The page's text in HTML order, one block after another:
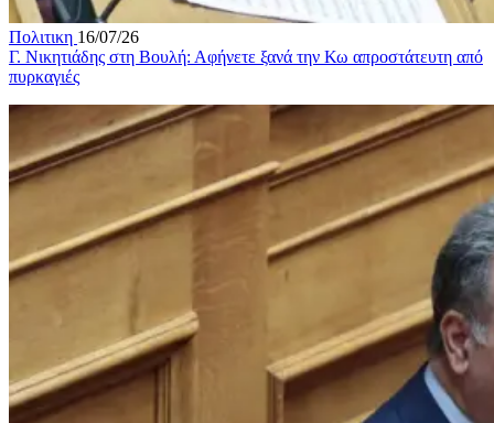
Πολιτικη 16/07/26
Γ. Νικητιάδης στη Βουλή: Αφήνετε ξανά την Κω απροστάτευτη από
πυρκαγιές